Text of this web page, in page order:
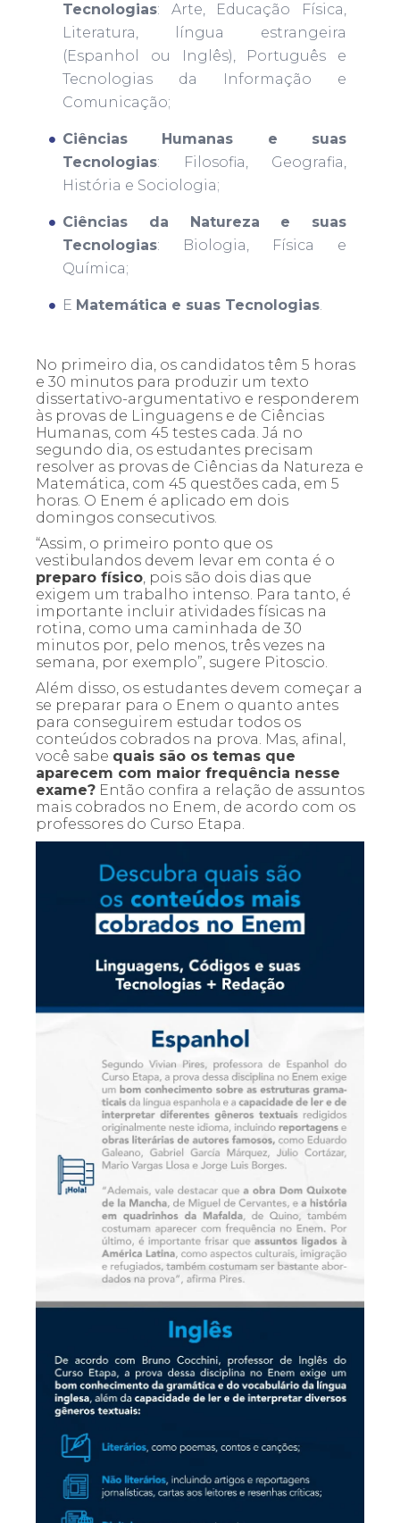
Tecnologias: Arte, Educação Física,
Literatura, língua estrangeira
(Espanhol ou Inglês), Português e
Tecnologias da Informação e
Comunicação;
Ciências Humanas e suas
Tecnologias: Filosofia, Geografia,
História e Sociologia;
Ciências da Natureza e suas
Tecnologias: Biologia, Física e
Química;
E Matemática e suas Tecnologias.
No primeiro dia, os candidatos têm 5 horas
e 30 minutos para produzir um texto
dissertativo-argumentativo e responderem
às provas de Linguagens e de Ciências
Humanas, com 45 testes cada. Já no
segundo dia, os estudantes precisam
resolver as provas de Ciências da Natureza e
Matemática, com 45 questões cada, em 5
horas. O Enem é aplicado em dois
domingos consecutivos.
“Assim, o primeiro ponto que os
vestibulandos devem levar em conta é o
preparo físico, pois são dois dias que
exigem um trabalho intenso. Para tanto, é
importante incluir atividades físicas na
rotina, como uma caminhada de 30
minutos por, pelo menos, três vezes na
semana, por exemplo”, sugere Pitoscio.
Além disso, os estudantes devem começar a
se preparar para o Enem o quanto antes
para conseguirem estudar todos os
conteúdos cobrados na prova. Mas, afinal,
você sabe quais são os temas que
aparecem com maior frequência nesse
exame? Então confira a relação de assuntos
mais cobrados no Enem, de acordo com os
professores do Curso Etapa.